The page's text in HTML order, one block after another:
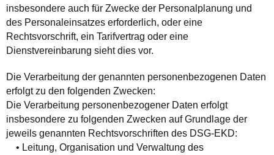
insbesondere auch für Zwecke der Personalplanung und
des Personaleinsatzes erforderlich, oder eine
Rechtsvorschrift, ein Tarifvertrag oder eine
Dienstvereinbarung sieht dies vor.
Die Verarbeitung der genannten personenbezogenen Daten
erfolgt zu den folgenden Zwecken:
Die Verarbeitung personenbezogener Daten erfolgt
insbesondere zu folgenden Zwecken auf Grundlage der
jeweils genannten Rechtsvorschriften des DSG-EKD:
• Leitung, Organisation und Verwaltung des